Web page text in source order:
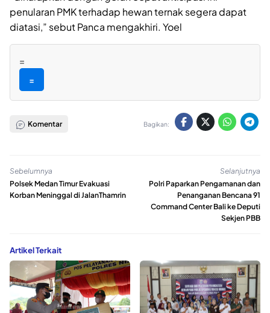
penularan PMK terhadap hewan ternak segera dapat
diatasi,” sebut Panca mengakhiri. Yoel
=
=
Komentar Bagikan:
Sebelumnya
Polsek Medan Timur Evakuasi
Korban Meninggal di JalanThamrin
Selanjutnya
Polri Paparkan Pengamanan dan
Penanganan Bencana 91
Command Center Bali ke Deputi
Sekjen PBB
Artikel Terkait